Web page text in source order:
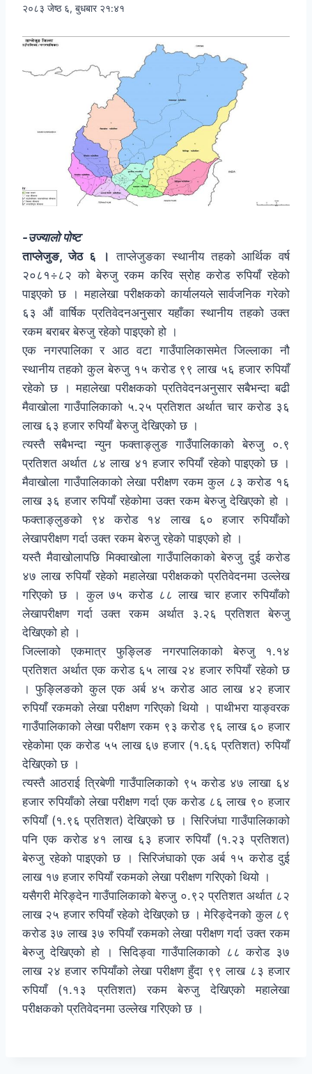
२०८३ जेष्ठ ६, बुधबार २१:४१
-उज्यालो पोष्ट
ताप्लेजुङ, जेठ ६ । ताप्लेजुङका स्थानीय तहको आर्थिक वर्ष
२०८१÷८२ को बेरुजु रकम करिव स्रोह करोड रुपियाँ रहेको
पाइएको छ । महालेखा परीक्षकको कार्यालयले सार्वजनिक गरेको
६३ औं वार्षिक प्रतिवेदनअनुसार यहाँका स्थानीय तहको उक्त
रकम बराबर बेरुजु रहेको पाइएको हो ।
एक नगरपालिका र आठ वटा गाउँपालिकासमेत जिल्लाका नौ
स्थानीय तहको कुल बेरुजु १५ करोड ९९ लाख ५६ हजार रुपियाँ
रहेको छ । महालेखा परीक्षकको प्रतिवेदनअनुसार सबैभन्दा बढी
मैवाखोला गाउँपालिकाको ५.२५ प्रतिशत अर्थात चार करोड ३६
लाख ६३ हजार रुपियाँ बेरुजु देखिएको छ ।
त्यस्तै सबैभन्दा न्युन फक्ताङ्लुङ गाउँपालिकाको बेरुजु ०.९
प्रतिशत अर्थात ८४ लाख ४१ हजार रुपियाँ रहेको पाइएको छ ।
मैवाखोला गाउँपालिकाको लेखा परीक्षण रकम कुल ८३ करोड १६
लाख ३६ हजार रुपियाँ रहेकोमा उक्त रकम बेरुजु देखिएको हो ।
फक्ताङ्लुङको ९४ करोड १४ लाख ६० हजार रुपियाँको
लेखापरीक्षण गर्दा उक्त रकम बेरुजु रहेको पाइएको हो ।
यस्तै मैवाखोलापछि मिक्वाखोला गाउँपालिकाको बेरुजु दुई करोड
४७ लाख रुपियाँ रहेको महालेखा परीक्षकको प्रतिवेदनमा उल्लेख
गरिएको छ । कुल ७५ करोड ८८ लाख चार हजार रुपियाँको
लेखापरीक्षण गर्दा उक्त रकम अर्थात ३.२६ प्रतिशत बेरुजु
देखिएको हो ।
जिल्लाको एकमात्र फुङ्लिङ नगरपालिकाको बेरुजु १.१४
प्रतिशत अर्थात एक करोड ६५ लाख २४ हजार रुपियाँ रहेको छ
। फुङ्लिङको कुल एक अर्ब ४५ करोड आठ लाख ४२ हजार
रुपियाँ रकमको लेखा परीक्षण गरिएको थियो । पाथीभरा याङ्वरक
गाउँपालिकाको लेखा परीक्षण रकम ९३ करोड ९६ लाख ६० हजार
रहेकोमा एक करोड ५५ लाख ६७ हजार (१.६६ प्रतिशत) रुपियाँ
देखिएको छ ।
त्यस्तै आठराई त्रिबेणी गाउँपालिकाको ९५ करोड ४७ लाखा ६४
हजार रुपियाँको लेखा परीक्षण गर्दा एक करोड ८६ लाख ९० हजार
रुपियाँ (१.९६ प्रतिशत) देखिएको छ । सिरिजंघा गाउँपालिकाको
पनि एक करोड ४१ लाख ६३ हजार रुपियाँ (१.२३ प्रतिशत)
बेरुजु रहेको पाइएको छ । सिरिजंघाको एक अर्ब १५ करोड दुई
लाख १७ हजार रुपियाँ रकमको लेखा परीक्षण गरिएको थियो ।
यसैगरी मेरिङ्देन गाउँपालिकाको बेरुजु ०.९२ प्रतिशत अर्थात ८२
लाख २५ हजार रुपियाँ रहेको देखिएको छ । मेरिङ्देनको कुल ८९
करोड ३७ लाख ३७ रुपियाँ रकमको लेखा परीक्षण गर्दा उक्त रकम
बेरुजु देखिएको हो । सिदिङ्वा गाउँपालिकाको ८८ करोड ३७
लाख २४ हजार रुपियाँको लेखा परीक्षण हुँदा ९९ लाख ८३ हजार
रुपियाँ (१.१३ प्रतिशत) रकम बेरुजु देखिएको महालेखा
परीक्षकको प्रतिवेदनमा उल्लेख गरिएको छ ।